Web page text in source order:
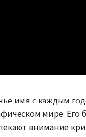
имя с каждым
мире. Его
внимание